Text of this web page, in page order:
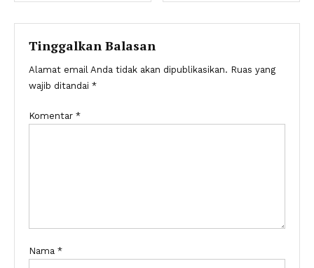
pos
Tinggalkan Balasan
Alamat email Anda tidak akan dipublikasikan. Ruas yang
wajib ditandai *
Komentar *
Nama *